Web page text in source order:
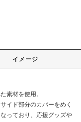
イメージ
素材を使用。
イド部分のカバーをめく
っており、応援グッズや